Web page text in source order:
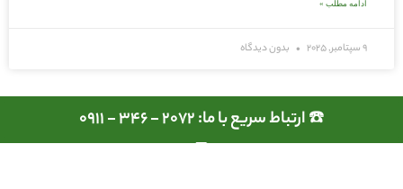
ادامه مطلب »
9 سپتامبر, 2025 بدون دیدگاه
☎️ ارتباط سریع با ما: 2072 - 346 - 0911